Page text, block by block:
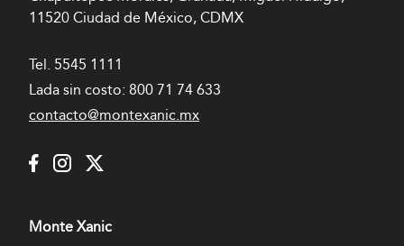
11520 Ciudad de México, CDMX
Tel. 5545 1111
Lada sin costo: 800 71 74 633
contacto@montexanic.mx
Monte Xanic